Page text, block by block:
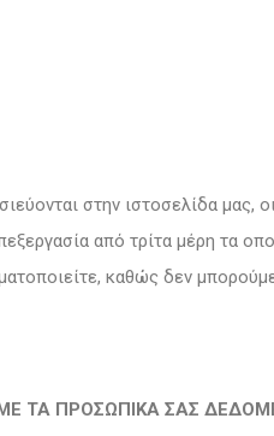
στην ιστοσελίδα μας,
από τρίτα μέρη τα
καθώς δεν
ΤΑ ΠΡΟΣΩΠΙΚΑ ΣΑΣ